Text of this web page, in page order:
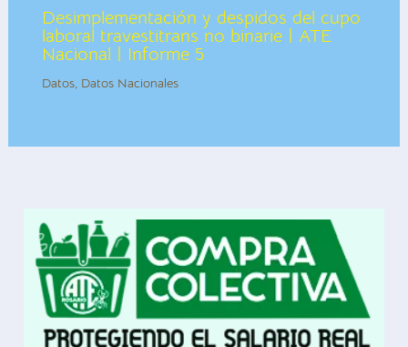
Desimplementación y despidos del cupo
laboral travestitrans no binarie | ATE
Nacional | Informe 5
Datos, Datos Nacionales